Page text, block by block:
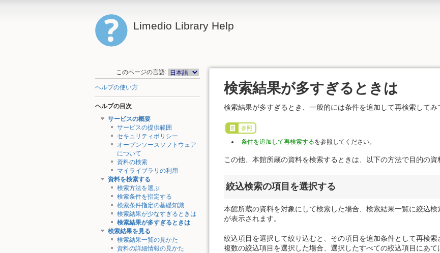
Limedio Library Help
このページの言語:
ヘルプの使い方
ヘルプの目次
サービスの概要
サービスの提供範囲
セキュリティポリシー
オープンソースソフトウェア
について
資料の検索
マイライブラリの利用
資料を検索する
検索方法を選ぶ
検索条件を指定する
検索条件指定の基礎知識
検索結果が少なすぎるときは
検索結果が多すぎるときは
検索結果を見る
検索結果一覧の見かた
資料の詳細情報の見かた
検索結果が多すぎるときは
検索結果が多すぎるとき、一般的には条件を追加して再検索してみ
参照
条件を追加して再検索するを参照してください。
この他、本館所蔵の資料を検索するときは、以下の方法で目的の資
絞込検索の項目を選択する
本館所蔵の資料を対象にして検索した場合、検索結果一覧に絞込
が表示されます。
絞込項目を選択して絞り込むと、その項目を追加条件として再検索
複数の絞込項目を選択した場合、選択したすべての絞込項目にあて